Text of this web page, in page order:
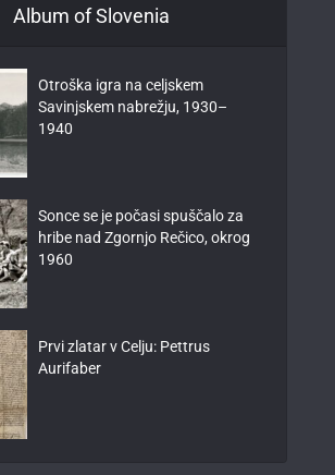
Album of Slovenia
Otroška igra na celjskem
Savinjskem nabrežju, 1930–
1940
Sonce se je počasi spuščalo za
hribe nad Zgornjo Rečico, okrog
1960
Prvi zlatar v Celju: Pettrus
Aurifaber